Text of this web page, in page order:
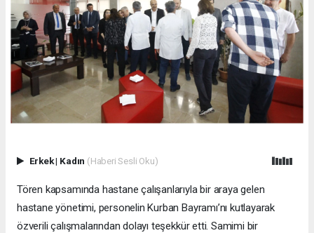
Erkek| Kadın (Haberi Sesli Oku)
Tören kapsamında hastane çalışanlarıyla bir araya gelen
hastane yönetimi, personelin Kurban Bayramı’nı kutlayarak
özverili çalışmalarından dolayı teşekkür etti. Samimi bir